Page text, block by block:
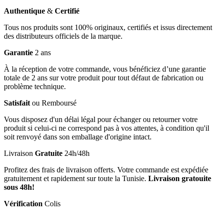
Authentique & Certifié
Tous nos produits sont 100% originaux, certifiés et issus directement
des distributeurs officiels de la marque.
Garantie 2 ans
À la réception de votre commande, vous bénéficiez d’une garantie
totale de 2 ans sur votre produit pour tout défaut de fabrication ou
problème technique.
Satisfait ou Remboursé
Vous disposez d'un délai légal pour échanger ou retourner votre
produit si celui-ci ne correspond pas à vos attentes, à condition qu'il
soit renvoyé dans son emballage d'origine intact.
Livraison Gratuite 24h/48h
Profitez des frais de livraison offerts. Votre commande est expédiée
gratuitement et rapidement sur toute la Tunisie. Livraison gratouite
sous 48h!
Vérification Colis